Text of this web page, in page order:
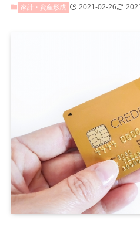
家計・資産形成 2021-02-26